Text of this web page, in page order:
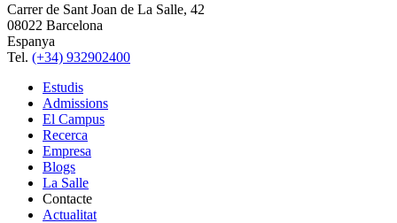
Carrer de Sant Joan de La Salle, 42
08022 Barcelona
Espanya
Tel. (+34) 932902400
Estudis
Admissions
El Campus
Recerca
Empresa
Blogs
La Salle
Contacte
Actualitat